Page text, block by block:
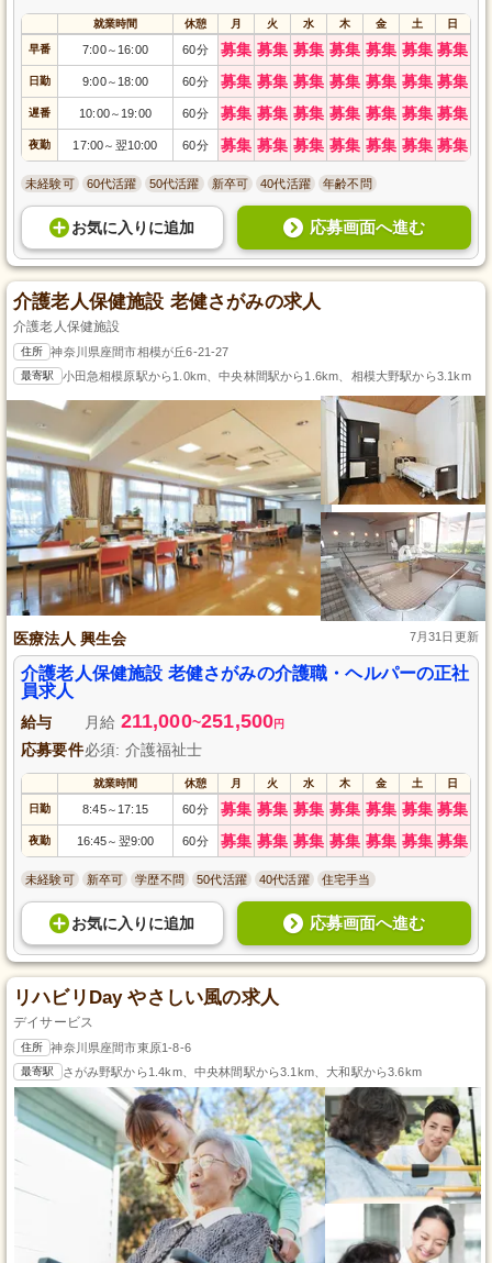
就業時間 休憩 月 火 水 木 金 土 日
早番 7:00～ 16:00 60分 募集 募集 募集 募集 募集 募集 募集
日勤 9:00～ 18:00 60分 募集 募集 募集 募集 募集 募集 募集
遅番 10:00～ 19:00 60分 募集 募集 募集 募集 募集 募集 募集
夜勤 17:00～ 翌10:00 60分 募集 募集 募集 募集 募集 募集 募集
未経験可 60代活躍 50代活躍 新卒可 40代活躍 年齢不問
お気に入り に追加 応募画面へ進む
介護老人保健施設 老健さがみの求人
介護老人保健施設
住所 神奈川県座間市相模が丘6-21-27
最寄駅 小田急相模原駅から1.0km、中央林間駅から1.6km、相模大野駅から3.1km
医療法人 興生会 7月31日更新
介護老人保健施設 老健さがみの介護職・ヘルパーの正社
員求人
給与 月給 211,000~251,500円
応募要件必須: 介護福祉士
就業時間 休憩 月 火 水 木 金 土 日
日勤 8:45～ 17:15 60分 募集 募集 募集 募集 募集 募集 募集
夜勤 16:45～ 翌9:00 60分 募集 募集 募集 募集 募集 募集 募集
未経験可 新卒可 学歴不問 50代活躍 40代活躍 住宅手当
お気に入り に追加 応募画面へ進む
リハビリDay やさしい風の求人
デイサービス
住所 神奈川県座間市東原1-8-6
最寄駅 さがみ野駅から1.4km、中央林間駅から3.1km、大和駅から3.6km